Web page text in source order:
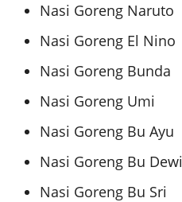
Nasi Goreng Naruto
Nasi Goreng El Nino
Nasi Goreng Bunda
Nasi Goreng Umi
Nasi Goreng Bu Ayu
Nasi Goreng Bu Dewi
Nasi Goreng Bu Sri